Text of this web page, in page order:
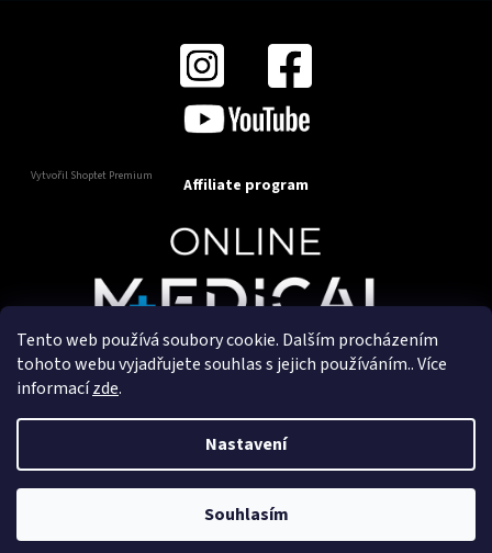
Tento web používá soubory cookie. Dalším procházením
tohoto webu vyjadřujete souhlas s jejich používáním.. Více
informacízde.
Nastavení
Souhlasím
Vytvořil Shoptet Premium Affiliate program
Copyright 2025OnlineMedical.cz. Všechna práva
Vytvořil a marketingově zajišťuje